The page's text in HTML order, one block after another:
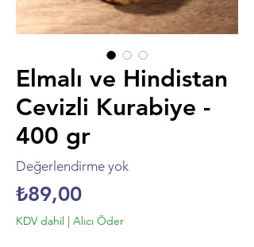
Elmalı ve Hindistan
Cevizli Kurabiye -
400 gr
Değerlendirme yok
₺89,00Fiyat
KDV dahil Alıcı Öder